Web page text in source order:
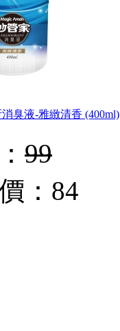
臭液-雅緻清香 (400ml)
99
： 84